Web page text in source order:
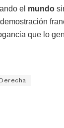
el mundo
que lo